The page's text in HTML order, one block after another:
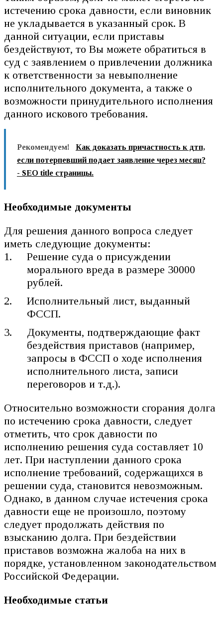
истечению срока давности, если виновник
не укладывается в указанный срок. В
данной ситуации, если приставы
бездействуют, то Вы можете обратиться в
суд с заявлением о привлечении должника
к ответственности за невыполнение
исполнительного документа, а также о
возможности принудительного исполнения
данного искового требования.
Рекомендуем!
Как доказать причастность к дтп,
если потерпевший подает заявление через месяц?
- SEO title страницы.
Необходимые документы
Для решения данного вопроса следует
иметь следующие документы:
Решение суда о присуждении
морального вреда в размере 30000
рублей.
Исполнительный лист, выданный
ФССП.
Документы, подтверждающие факт
бездействия приставов (например,
запросы в ФССП о ходе исполнения
исполнительного листа, записи
переговоров и т.д.).
Относительно возможности сгорания долга
по истечению срока давности, следует
отметить, что срок давности по
исполнению решения суда составляет 10
лет. При наступлении данного срока
исполнение требований, содержащихся в
решении суда, становится невозможным.
Однако, в данном случае истечения срока
давности еще не произошло, поэтому
следует продолжать действия по
взысканию долга. При бездействии
приставов возможна жалоба на них в
порядке, установленном законодательством
Российской Федерации.
Необходимые статьи